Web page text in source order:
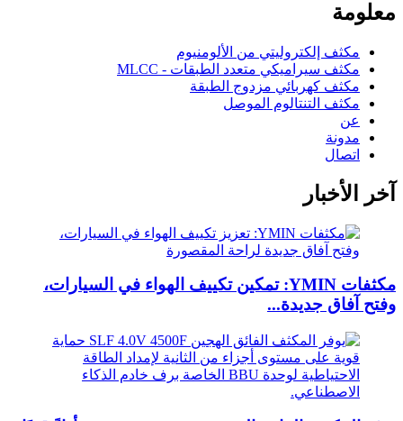
معلومة
مكثف إلكتروليتي من الألومنيوم
مكثف سيراميكي متعدد الطبقات - MLCC
مكثف كهربائي مزدوج الطبقة
مكثف التنتالوم الموصل
عن
مدونة
اتصال
آخر الأخبار
مكثفات YMIN: تمكين تكييف الهواء في السيارات،
وفتح آفاق جديدة...